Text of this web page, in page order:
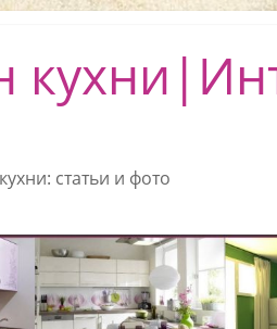
статьи и фото